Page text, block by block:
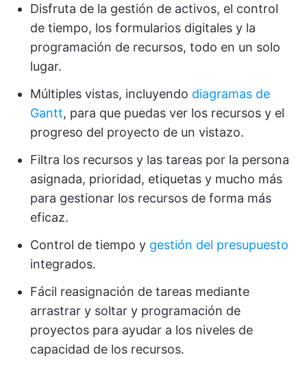
Disfruta de la gestión de activos, el control
de tiempo, los formularios digitales y la
programación de recursos, todo en un solo
lugar.
Múltiples vistas, incluyendo diagramas de
Gantt, para que puedas ver los recursos y el
progreso del proyecto de un vistazo.
Filtra los recursos y las tareas por la persona
asignada, prioridad, etiquetas y mucho más
para gestionar los recursos de forma más
eficaz.
Control de tiempo y gestión del presupuesto
integrados.
Fácil reasignación de tareas mediante
arrastrar y soltar y programación de
proyectos para ayudar a los niveles de
capacidad de los recursos.